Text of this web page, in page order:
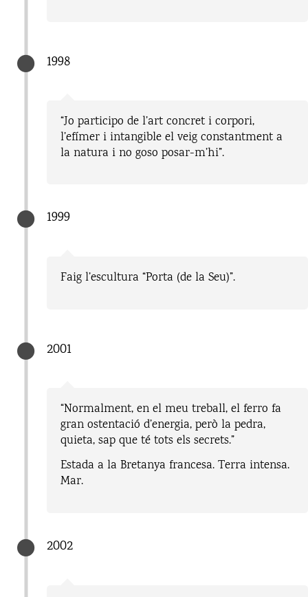
1998
“Jo participo de l’art concret i corpori,
l’efímer i intangible el veig constantment a
la natura i no goso posar-m’hi”.
1999
Faig l’escultura “Porta (de la Seu)”.
2001
“Normalment, en el meu treball, el ferro fa
gran ostentació d’energia, però la pedra,
quieta, sap que té tots els secrets.”
Estada a la Bretanya francesa. Terra intensa.
Mar.
2002